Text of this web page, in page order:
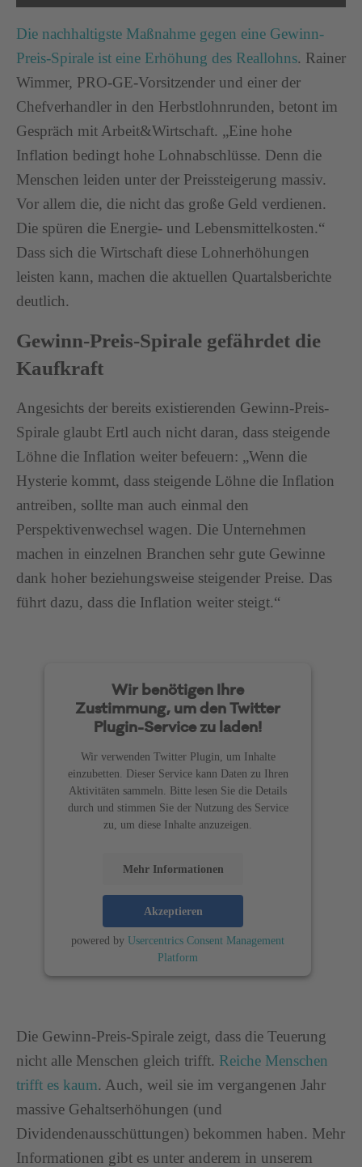
Die nachhaltigste Maßnahme gegen eine Gewinn-
Preis-Spirale ist eine Erhöhung des Reallohns. Rainer
Wimmer, PRO-GE-Vorsitzender und einer der
Chefverhandler in den Herbstlohnrunden, betont im
Gespräch mit Arbeit&Wirtschaft. „Eine hohe
Inflation bedingt hohe Lohnabschlüsse. Denn die
Menschen leiden unter der Preissteigerung massiv.
Vor allem die, die nicht das große Geld verdienen.
Die spüren die Energie- und Lebensmittelkosten.“
Dass sich die Wirtschaft diese Lohnerhöhungen
leisten kann, machen die aktuellen Quartalsberichte
deutlich.
Gewinn-Preis-Spirale gefährdet die
Kaufkraft
Angesichts der bereits existierenden Gewinn-Preis-
Spirale glaubt Ertl auch nicht daran, dass steigende
Löhne die Inflation weiter befeuern: „Wenn die
Hysterie kommt, dass steigende Löhne die Inflation
antreiben, sollte man auch einmal den
Perspektivenwechsel wagen. Die Unternehmen
machen in einzelnen Branchen sehr gute Gewinne
dank hoher beziehungsweise steigender Preise. Das
führt dazu, dass die Inflation weiter steigt.“
Wir benötigen Ihre
Zustimmung, um den Twitter
Plugin-Service zu laden!
Wir verwenden Twitter Plugin, um Inhalte
einzubetten. Dieser Service kann Daten zu Ihren
Aktivitäten sammeln. Bitte lesen Sie die Details
durch und stimmen Sie der Nutzung des Service
zu, um diese Inhalte anzuzeigen.
Mehr Informationen
Akzeptieren
powered by Usercentrics Consent Management
Platform
Die Gewinn-Preis-Spirale zeigt, dass die Teuerung
nicht alle Menschen gleich trifft. Reiche Menschen
trifft es kaum. Auch, weil sie im vergangenen Jahr
massive Gehaltserhöhungen (und
Dividendenausschüttungen) bekommen haben. Mehr
Informationen gibt es unter anderem in unserem